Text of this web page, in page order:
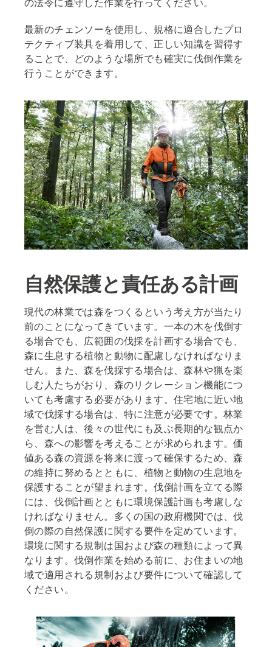
の法令に遵守した作業を行ってください。
最新のチェンソーを使用し、規格に適合したプロ
テクティブ装具を着用して、正しい知識を習得す
ることで、どのような場所でも確実に伐倒作業を
行うことができます。
自然保護と責任ある計画
現代の林業では森をつくるという考え方が当たり
前のことになってきています。一本の木を伐倒す
る場合でも、広範囲の伐採を計画する場合でも、
森に生息する植物と動物に配慮しなければなりま
せん。また、森を伐採する場合は、森林や猟を楽
しむ人たちがおり、森のリクレーション機能につ
いても考慮する必要があります。住宅地に近い地
域で伐採する場合は、特に注意が必要です。林業
を営む人は、後々の世代にも及ぶ長期的な観点か
ら、森への影響を考えることが求められます。価
値ある森の資源を将来に渡って確保するため、森
の維持に努めるとともに、植物と動物の生息地を
保護することが望まれます。伐倒計画を立てる際
には、伐倒計画とともに環境保護計画も考慮しな
ければなりません。多くの国の政府機関では、伐
倒の際の自然保護に関する要件を定めています。
環境に関する規制は国および森の種類によって異
なります。伐倒作業を始める前に、お住まいの地
域で適用される規制および要件について確認して
ください。